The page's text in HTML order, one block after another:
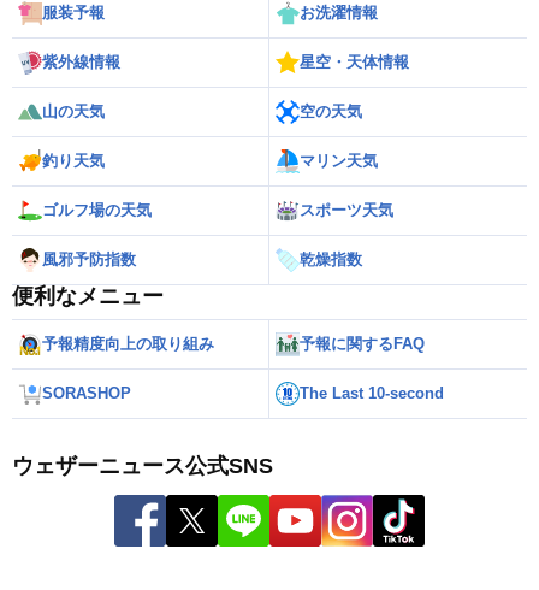
服装予報 お洗濯情報
紫外線情報 星空・天体情報
山の天気 空の天気
釣り天気 マリン天気
ゴルフ場の天気 スポーツ天気
風邪予防指数 乾燥指数
便利なメニュー
予報精度向上の取り組み 予報に関するFAQ
SORASHOP The Last 10-second
ウェザーニュース公式SNS